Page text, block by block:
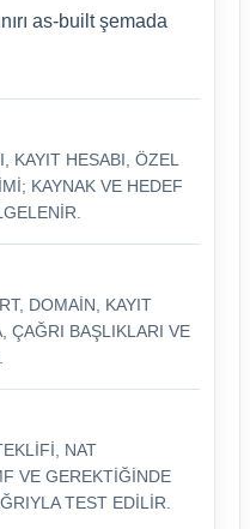
as-built şemada
KAYIT HESABI, ÖZEL
KAYNAK VE HEDEF
DOMAIN, KAYIT
ÇAĞRI BAŞLIKLARI VE
NAT
VE GEREKTIĞINDE
TEST EDILIR.